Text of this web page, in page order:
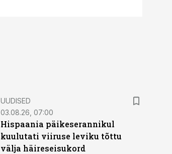
UUDISED
03.08.26, 07:00
Hispaania päikeserannikul
kuulutati viiruse leviku tõttu
välja häireseisukord